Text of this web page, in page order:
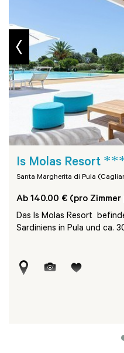
Is Molas Resort
Santa Margherita di Pula
Ab 140.00 € (pro
Das Is Molas Resort
Sardiniens in Pula und ca.